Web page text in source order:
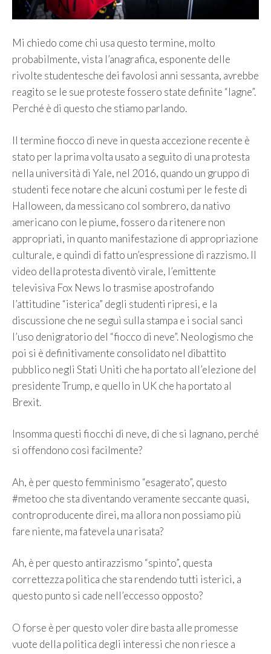
Mi chiedo come chi usa questo termine, molto
probabilmente, vista l’anagrafica, esponente delle
rivolte studentesche dei favolosi anni sessanta, avrebbe
reagito se le sue proteste fossero state definite “lagne”.
Perché è di questo che stiamo parlando.
Il termine fiocco di neve in questa accezione recente è
stato per la prima volta usato a seguito di una protesta
nella università di Yale, nel 2016, quando un gruppo di
studenti fece notare che alcuni costumi per le feste di
Halloween, da messicano col sombrero, da nativo
americano con le piume, fossero da ritenere non
appropriati, in quanto manifestazione di appropriazione
culturale, e quindi di fatto un’espressione di razzismo. Il
video della protesta diventò virale, l’emittente
televisiva Fox News lo trasmise apostrofando
l’attitudine “isterica” degli studenti ripresi, e la
discussione che ne seguì sulla stampa e i social sancì
l’uso denigratorio del “fiocco di neve”. Neologismo che
poi si è definitivamente consolidato nel dibattito
pubblico negli Stati Uniti che ha portato all’elezione del
presidente Trump, e quello in UK che ha portato al
Brexit.
Insomma questi fiocchi di neve, di che si lagnano, perché
si offendono così facilmente?
Ah, è per questo femminismo “esagerato”, questo
#metoo che sta diventando veramente seccante quasi,
controproducente direi, ma allora non possiamo più
fare niente, ma fatevela una risata?
Ah, è per questo antirazzismo “spinto”, questa
correttezza politica che sta rendendo tutti isterici, a
questo punto si cade nell’eccesso opposto?
O forse è per questo voler dire basta alle promesse
vuote della politica degli interessi che non riesce a